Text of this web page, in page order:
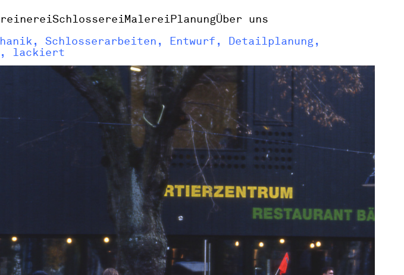
SchlossereiMalereiPlanungÜber uns
Schlosserarbeiten, Entwurf, Detailplanung,
lackiert